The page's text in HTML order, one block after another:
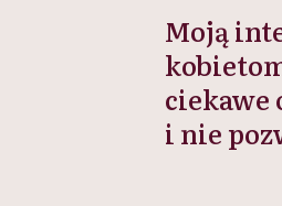
Moją
ciekawe
i nie